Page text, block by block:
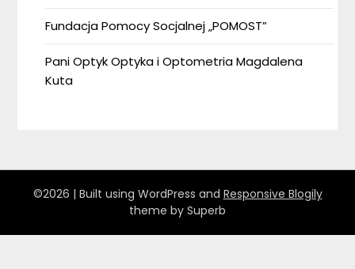
Fundacja Pomocy Socjalnej „POMOST”
Pani Optyk Optyka i Optometria Magdalena
Kuta
©2026 | Built using WordPress and Responsive Blogily
theme by Superb